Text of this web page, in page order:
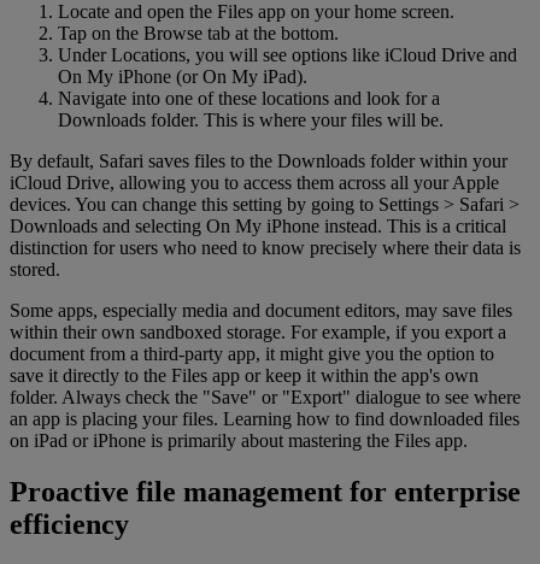
Locate and open the Files app on your home screen.
Tap on the Browse tab at the bottom.
Under Locations, you will see options like iCloud Drive and
On My iPhone (or On My iPad).
Navigate into one of these locations and look for a
Downloads folder. This is where your files will be.
By default, Safari saves files to the Downloads folder within your
iCloud Drive, allowing you to access them across all your Apple
devices. You can change this setting by going to Settings > Safari >
Downloads and selecting On My iPhone instead. This is a critical
distinction for users who need to know precisely where their data is
stored.
Some apps, especially media and document editors, may save files
within their own sandboxed storage. For example, if you export a
document from a third-party app, it might give you the option to
save it directly to the Files app or keep it within the app's own
folder. Always check the "Save" or "Export" dialogue to see where
an app is placing your files. Learning how to find downloaded files
on iPad or iPhone is primarily about mastering the Files app.
Proactive file management for enterprise
efficiency